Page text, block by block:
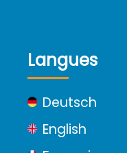
Langues
Deutsch
English